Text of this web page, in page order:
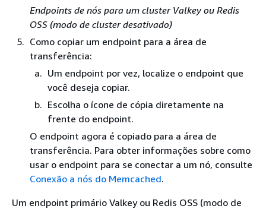
Endpoints de nós para um cluster Valkey ou Redis
OSS (modo de cluster desativado)
Como copiar um endpoint para a área de
transferência:
Um endpoint por vez, localize o endpoint que
você deseja copiar.
Escolha o ícone de cópia diretamente na
frente do endpoint.
O endpoint agora é copiado para a área de
transferência. Para obter informações sobre como
usar o endpoint para se conectar a um nó, consulte
Conexão a nós do Memcached.
Um endpoint primário Valkey ou Redis OSS (modo de